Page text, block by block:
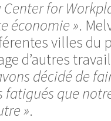
for
économie ».
villes du
d’autres
décidé de
fatigués que
».